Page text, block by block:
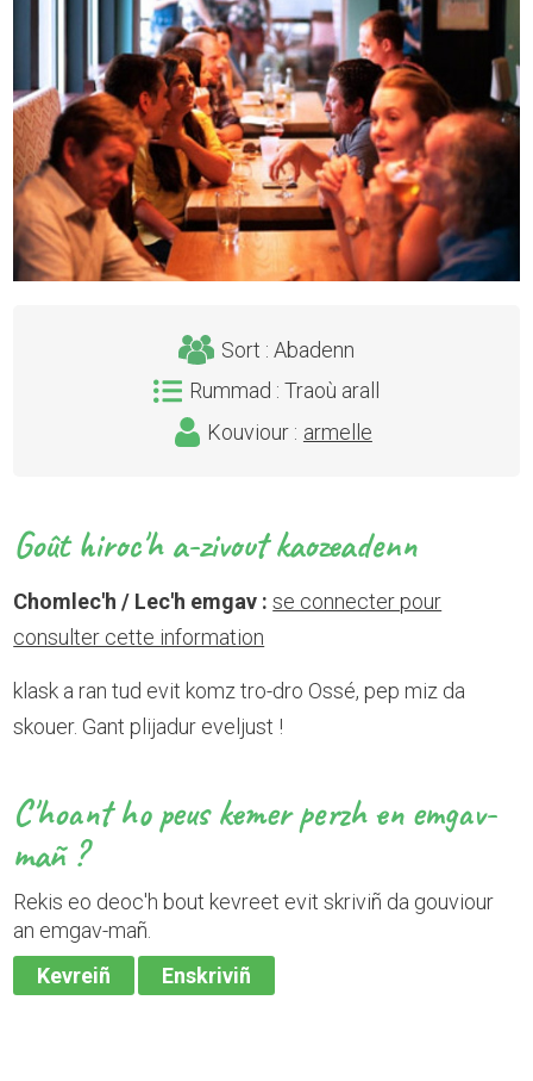
Sort : Abadenn
Rummad : Traoù arall
Kouviour : armelle
Goût hiroc'h a-zivout kaozeadenn
Chomlec'h / Lec'h emgav :se connecter pour
consulter cette information
klask a ran tud evit komz tro-dro Ossé, pep miz da
skouer. Gant plijadur eveljust !
C'hoant ho peus kemer perzh en emgav-
mañ ?
Rekis eo deoc'h bout kevreet evit skriviñ da gouviour
an emgav-mañ.
Kevreiñ
Enskriviñ